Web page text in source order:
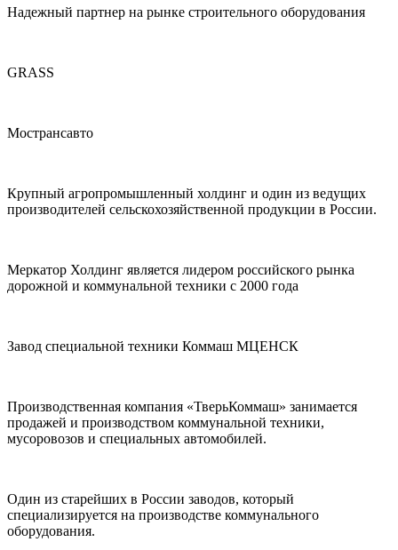
Надежный партнер на рынке строительного оборудования
GRASS
Мострансавто
Крупный агропромышленный холдинг и один из ведущих
производителей сельскохозяйственной продукции в России.
Меркатор Холдинг является лидером российского рынка
дорожной и коммунальной техники с 2000 года
Завод специальной техники Коммаш МЦЕНСК
Производственная компания «ТверьКоммаш» занимается
продажей и производством коммунальной техники,
мусоровозов и специальных автомобилей.
Один из старейших в России заводов, который
специализируется на производстве коммунального
оборудования.